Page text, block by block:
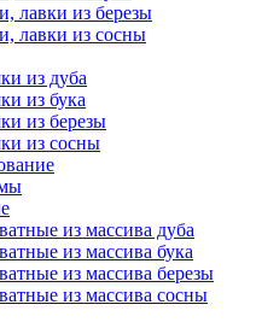
лавки из березы
лавки из сосны
из дуба
из бука
из березы
из сосны
из массива дуба
из массива бука
из массива березы
из массива сосны